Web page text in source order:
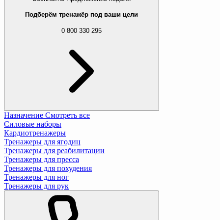
Подберём тренажёр под ваши цели
0 800 330 295
Назначение Смотреть все
Силовые наборы
Кардиотренажеры
Тренажеры для ягодиц
Тренажеры для реабилитации
Тренажеры для пресса
Тренажеры для похудения
Тренажеры для ног
Тренажеры для рук